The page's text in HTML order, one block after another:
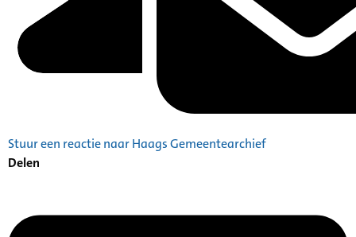
Stuur een reactie naar Haags Gemeentearchief
Delen